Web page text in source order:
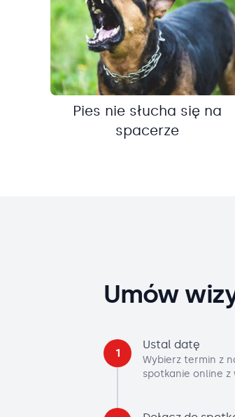
Pies nie słucha się na
spacerze
Umów
1
Ustal datę
Wybierz termin z
spotkanie online